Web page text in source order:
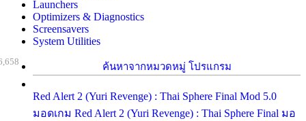
Launchers
Optimizers & Diagnostics
Screensavers
System Utilities
ค้นหาจากหมวดหมู่ โปรแกรม
Red Alert 2 (Yuri Revenge) : Thai Sphere Final Mod 5.0
มอดเกม Red Alert 2 (Yuri Revenge) : Thai Sphere Final มอ